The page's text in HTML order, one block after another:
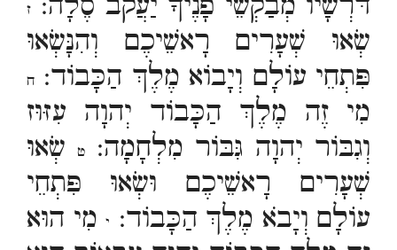
ז
שְׂאוּ שְׁעָרִים רָאשֵׁיכֶם וְהִנָּשְׂאוּ
פִּתְחֵי עוֹלָם וְיָבוֹא מֶלֶךְ הַכָּבוֹד: ח
מִי זֶה מֶלֶךְ הַכָּבוֹד יְהוָה עִזּוּז
וְגִבּוֹר יְהוָה גִּבּוֹר מִלְחָמָה:
ט
שְׂאוּ
שְׁעָרִים רָאשֵׁיכֶם וּשְׂאוּ פִּתְחֵי
עוֹלָם וְיָבֹא מֶלֶךְ הַכָּבוֹד: י מִי הוּא